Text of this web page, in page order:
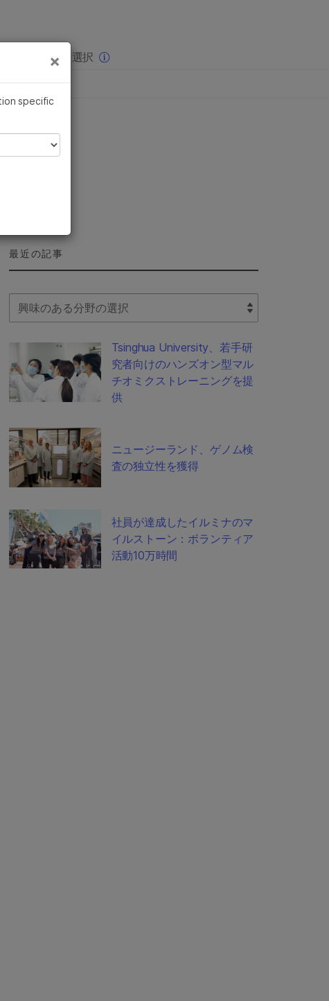
入りの分野を選択
最近の記事
Select Filter
Tsinghua University、若手研
究者向けのハンズオン型マル
チオミクストレーニングを提
供
ニュージーランド、ゲノム検
査の独立性を獲得
社員が達成したイルミナのマ
イルストーン：ボランティア
活動10万時間
×
specific
×